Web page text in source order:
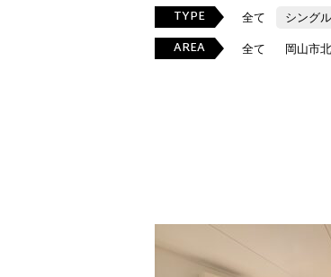
TYPE 全て シング
AREA 全て 岡山市